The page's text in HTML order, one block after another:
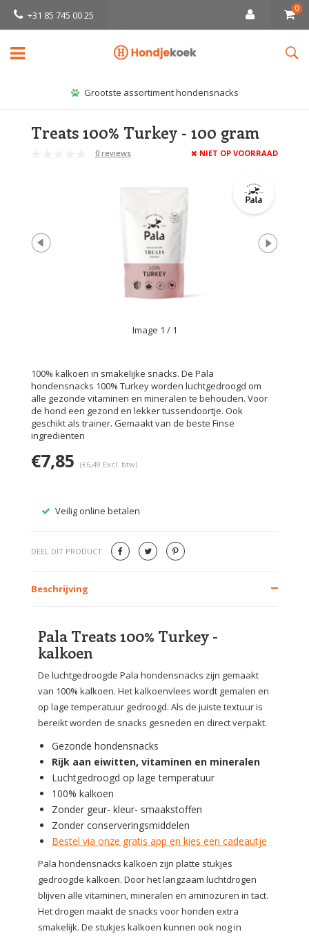
+31 85 745 00 25
0
Grootste assortiment hondensnacks
Treats 100% Turkey - 100 gram
0 reviews NIET OP VOORRAAD
Image 1 / 1
100% kalkoen in smakelijke snacks. De Pala
hondensnacks 100% Turkey worden luchtgedroogd om
alle gezonde vitaminen en mineralen te behouden. Voor
de hond een gezond en lekker tussendoortje. Ook
geschikt als trainer. Gemaakt van de beste Finse
ingrediënten
€7,85 (€6,49 Excl. btw)
Veilig online betalen
DEEL DIT PRODUCT
Beschrijving
Pala Treats 100% Turkey -
kalkoen
De luchtgedroogde Pala hondensnacks zijn gemaakt
van 100% kalkoen. Het kalkoenvlees wordt gemalen en
op lage temperatuur gedroogd. Als de juiste textuur is
bereikt worden de snacks gesneden en direct verpakt.
Gezonde hondensnacks
Rijk aan eiwitten, vitaminen en mineralen
Luchtgedroogd op lage temperatuur
100% kalkoen
Zonder geur- kleur- smaakstoffen
Zonder conserveringsmiddelen
Bestel via onze gratis app en kies een cadeautje
Pala hondensnacks kalkoen zijn platte stukjes
gedroogde kalkoen. Door het langzaam luchtdrogen
blijven alle vitaminen, mineralen en aminozuren in tact.
Het drogen maakt de snacks voor honden extra
smakelijk. De stukjes kalkoen kunnen ook nog in